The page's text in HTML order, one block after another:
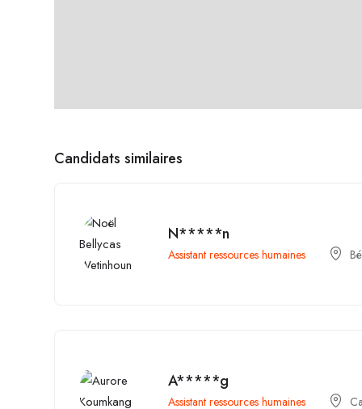
Candidats similaires
N*****n
Assistant ressources humaines
A*****g
Assistant ressources humaines